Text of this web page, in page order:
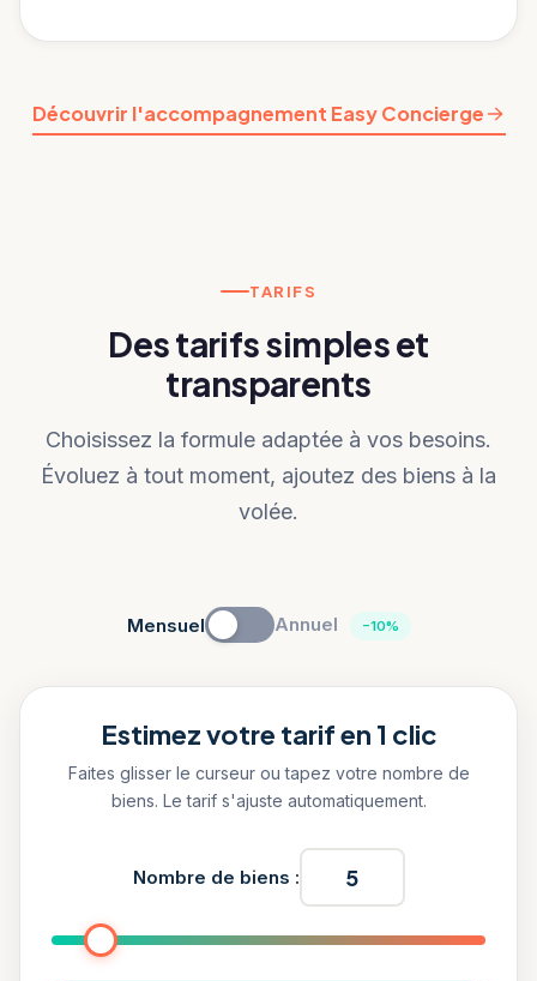
Découvrir l'accompagnement Easy Concierge
TARIFS
Des tarifs simples et
transparents
Choisissez la formule adaptée à vos besoins.
Évoluez à tout moment, ajoutez des biens à la
volée.
Mensuel Annuel −10%
Estimez votre tarif en 1 clic
Faites glisser le curseur ou tapez votre nombre de
biens. Le tarif s'ajuste automatiquement.
Nombre de biens :